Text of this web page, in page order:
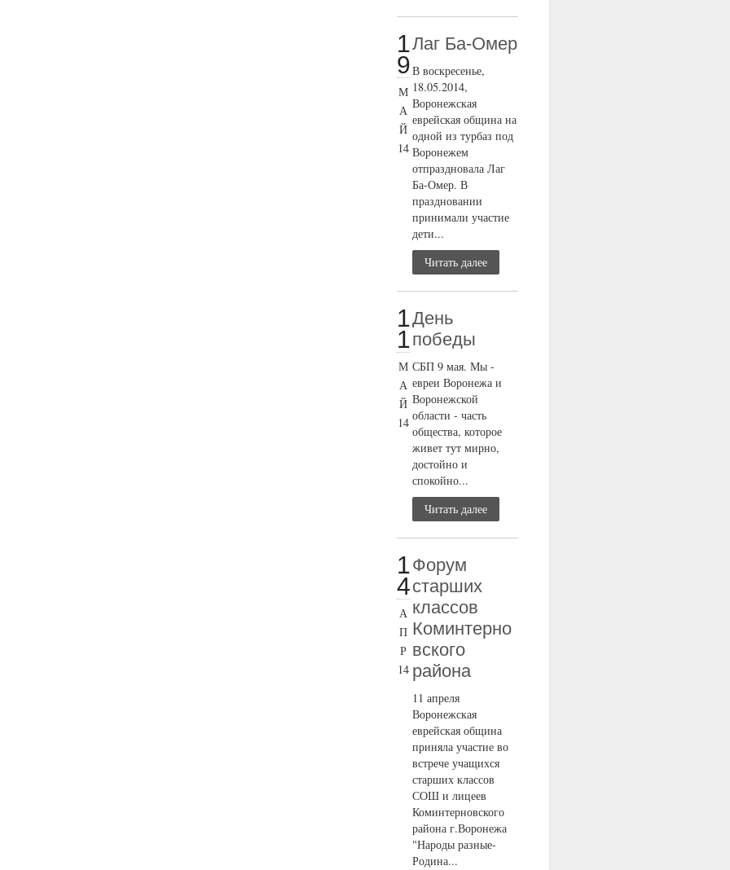
1
9
М
А
Й
14
Лаг Ба-Омер
В воскресенье,
18.05.2014,
Воронежская
еврейская община на
одной из турбаз под
Воронежем
отпраздновала Лаг
Ба-Омер. В
праздновании
принимали участие
дети...
Читать далее
1
1
М
А
Й
14
День
победы
СБП 9 мая. Мы -
евреи Воронежа и
Воронежской
области - часть
общества, которое
живет тут мирно,
достойно и
спокойно...
Читать далее
1
4
А
П
Р
14
Форум
старших
классов
Коминтерно
вского
района
11 апреля
Воронежская
еврейская община
приняла участие во
встрече учащихся
старших классов
СОШ и лицеев
Коминтерновского
района г.Воронежа
"Народы разные-
Родина...